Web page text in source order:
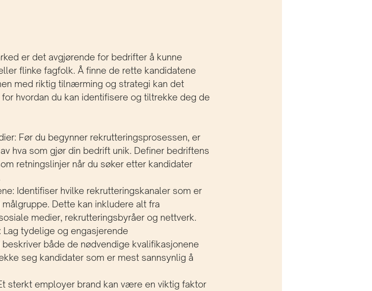
er det avgjørende for bedrifter å kunne
flinke fagfolk. Å finne de rette kandidatene
med riktig tilnærming og strategi kan det
hvordan du kan identifisere og tiltrekke deg de
Før du begynner rekrutteringsprosessen, er
hva som gjør din bedrift unik. Definer bedriftens
retningslinjer når du søker etter kandidater
Identifiser hvilke rekrutteringskanaler som er
Dette kan inkludere alt fra
medier, rekrutteringsbyråer og nettverk.
tydelige og engasjerende
både de nødvendige kvalifikasjonene
seg kandidater som er mest sannsynlig å
sterkt employer brand kan være en viktig faktor